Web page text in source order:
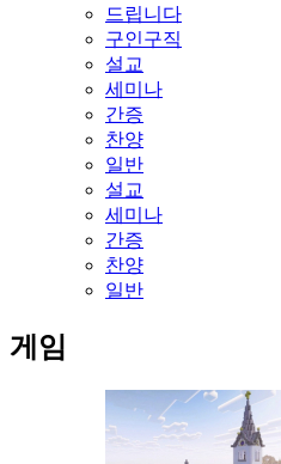
드립니다
구인구직
설교
세미나
간증
찬양
일반
설교
세미나
간증
찬양
일반
게임